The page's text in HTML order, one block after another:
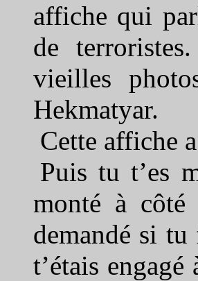
affiche qui
de
vieilles
Hekmatyar.
Cette affiche
Puis tu t’es
monté à
demandé si
t’étais